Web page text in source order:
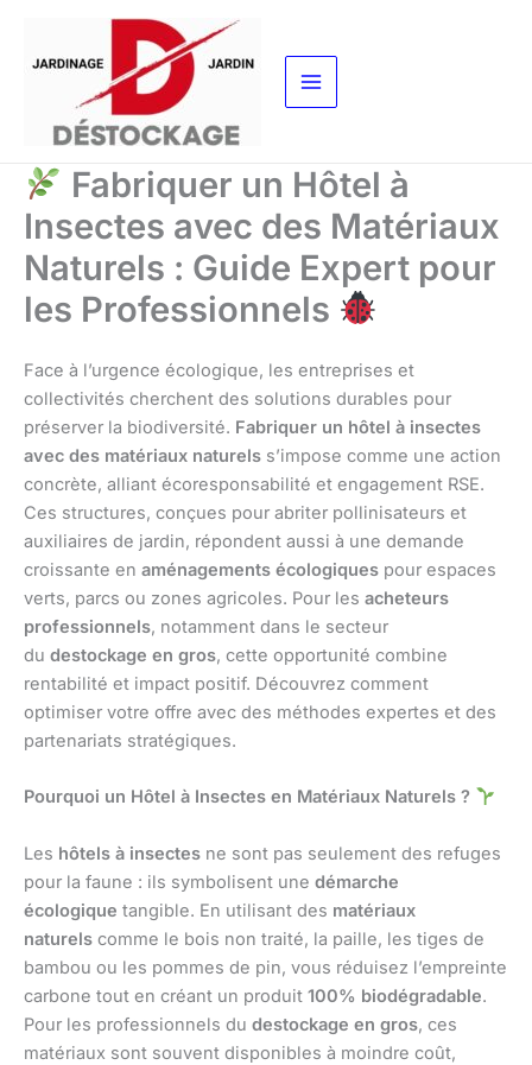
contenu
Fabriquer un Hôtel à
Insectes avec des Matériaux
Naturels : Guide Expert pour
les Professionnels
Face à l’urgence écologique, les entreprises et
collectivités cherchent des solutions durables pour
préserver la biodiversité. Fabriquer un hôtel à insectes
avec des matériaux naturels s’impose comme une action
concrète, alliant écoresponsabilité et engagement RSE.
Ces structures, conçues pour abriter pollinisateurs et
auxiliaires de jardin, répondent aussi à une demande
croissante en aménagements écologiques pour espaces
verts, parcs ou zones agricoles. Pour les acheteurs
professionnels, notamment dans le secteur
du destockage en gros, cette opportunité combine
rentabilité et impact positif. Découvrez comment
optimiser votre offre avec des méthodes expertes et des
partenariats stratégiques.
Pourquoi un Hôtel à Insectes en Matériaux Naturels ?
Les hôtels à insectes ne sont pas seulement des refuges
pour la faune : ils symbolisent une démarche
écologique tangible. En utilisant des matériaux
naturels comme le bois non traité, la paille, les tiges de
bambou ou les pommes de pin, vous réduisez l’empreinte
carbone tout en créant un produit 100% biodégradable.
Pour les professionnels du destockage en gros, ces
matériaux sont souvent disponibles à moindre coût,